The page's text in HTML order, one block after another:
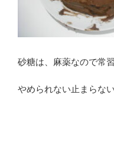
砂糖は、麻薬なので常
やめられない止まらな